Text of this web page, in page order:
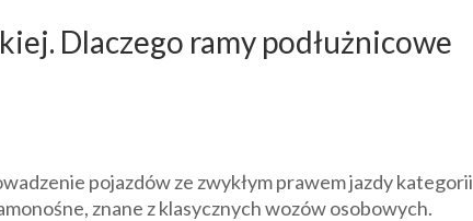
Dlaczego ramy podłużnicowe
pojazdów ze zwykłym prawem jazdy kategorii
znane z klasycznych wozów osobowych.